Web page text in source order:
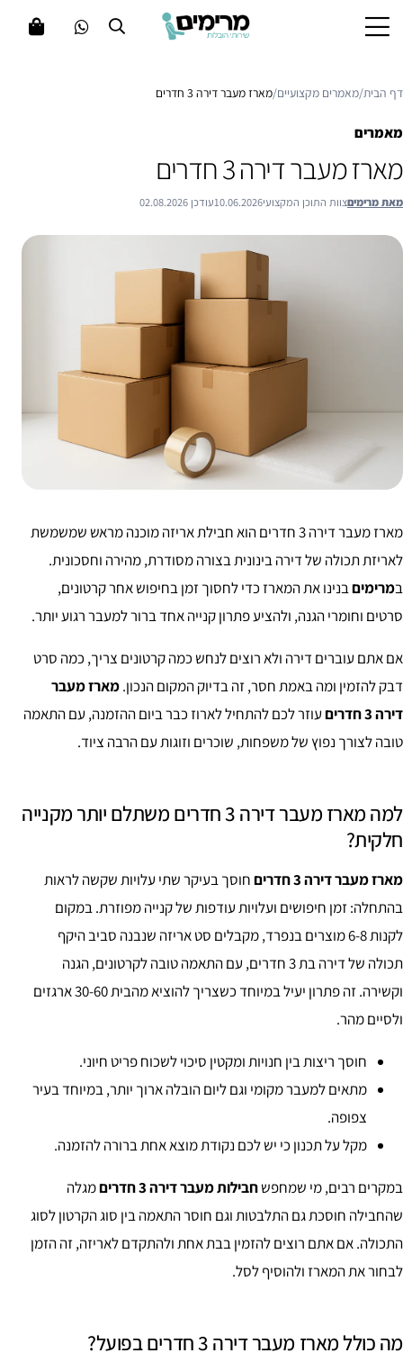
דף הבית/מאמרים מקצועיים/מארז מעבר דירה 3 חדרים
מאמרים
מארז מעבר דירה 3 חדרים
מאת מרימיםצוות התוכן המקצועי10.06.2026עודכן 02.08.2026
מארז מעבר דירה 3 חדרים הוא חבילת אריזה מוכנה מראש שמשמשת
לאריזת תכולה של דירה בינונית בצורה מסודרת, מהירה וחסכונית.
במרימיםבנינו את המארז כדי לחסוך זמן בחיפוש אחר קרטונים,
סרטים וחומרי הגנה, ולהציע פתרון קנייה אחד ברור למעבר רגוע יותר.
אם אתם עוברים דירה ולא רוצים לנחש כמה קרטונים צריך, כמה סרט
דבק להזמין ומה באמת חסר, זה בדיוק המקום הנכון.מארז מעבר
דירה 3 חדרים
עוזר לכם להתחיל לארוז כבר ביום ההזמנה, עם התאמה
טובה לצורך נפוץ של משפחות, שוכרים וזוגות עם הרבה ציוד.
למה מארז מעבר דירה 3 חדרים משתלם יותר מקנייה
חלקית?
מארז מעבר דירה 3 חדרים
חוסך בעיקר שתי עלויות שקשה לראות
בהתחלה: זמן חיפושים ועלויות עודפות של קנייה מפוזרת. במקום
לקנות 6-8 מוצרים בנפרד, מקבלים סט אריזה שנבנה סביב היקף
תכולה של דירה בת 3 חדרים, עם התאמה טובה לקרטונים, הגנה
וקשירה. זה פתרון יעיל במיוחד כשצריך להוציא מהבית 30-60 ארגזים
ולסיים מהר.
חוסך ריצות בין חנויות ומקטין סיכוי לשכוח פריט חיוני.
מתאים למעבר מקומי וגם ליום הובלה ארוך יותר, במיוחד בעיר
צפופה.
מקל על תכנון כי יש לכם נקודת מוצא אחת ברורה להזמנה.
במקרים רבים, מי שמחפשחבילות מעבר דירה 3 חדרים
מגלה
שהחבילה חוסכת גם התלבטות וגם חוסר התאמה בין סוג הקרטון לסוג
התכולה. אם אתם רוצים להזמין בבת אחת ולהתקדם לאריזה, זה הזמן
לבחור את המארז ולהוסיף לסל.
מה כולל מארז מעבר דירה 3 חדרים בפועל?